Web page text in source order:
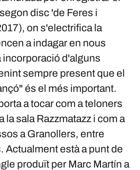
disc 'de Feres i
on s'electrifica la
a indagar en nous
incorporació d'alguns
sempre present que el
és el més important.
a tocar com a teloners
la sala Razzmatazz i com a
a Granollers, entre
Actualment està a punt de
produït per Marc Martín a